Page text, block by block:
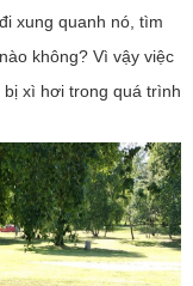
xung quanh nó, tìm
không? Vì vậy việc
xì hơi trong quá trình